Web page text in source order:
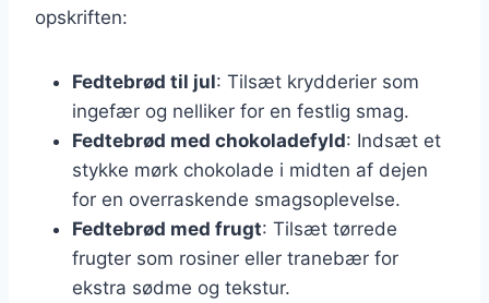
opskriften:
Fedtebrød til jul: Tilsæt krydderier som
ingefær og nelliker for en festlig smag.
Fedtebrød med chokoladefyld: Indsæt et
stykke mørk chokolade i midten af dejen
for en overraskende smagsoplevelse.
Fedtebrød med frugt: Tilsæt tørrede
frugter som rosiner eller tranebær for
ekstra sødme og tekstur.